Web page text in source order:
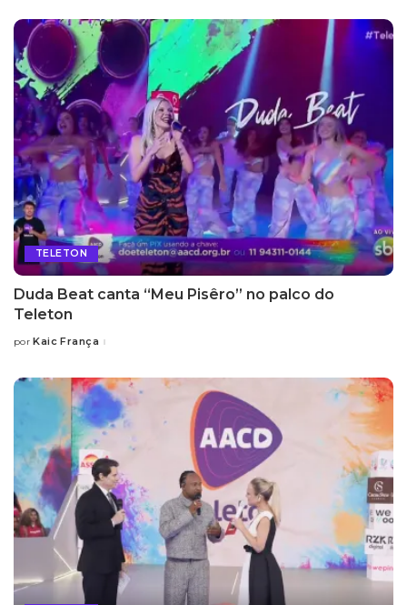
TELETON
Duda Beat canta “Meu Pisêro” no palco do
Teleton
Posted
por Kaic França